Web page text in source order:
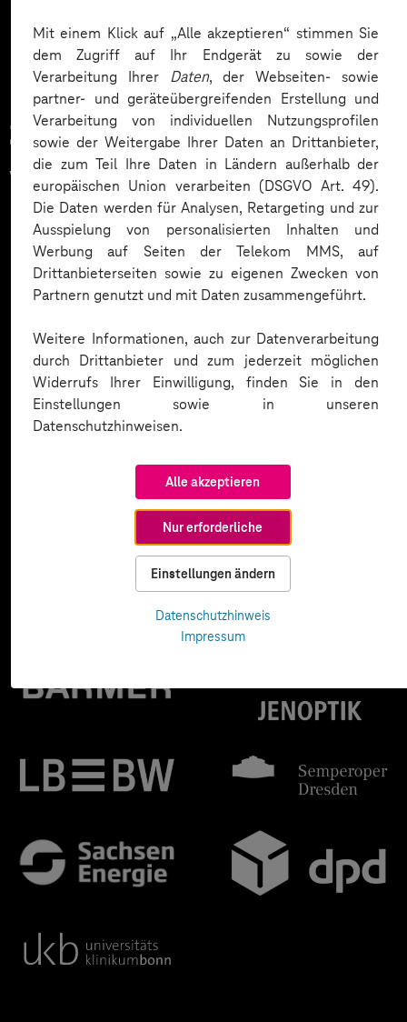
Mit einem Klick auf „Alle akzeptieren“ stimmen Sie
dem Zugriff auf Ihr Endgerät zu sowie der
Verarbeitung Ihrer Daten, der Webseiten- sowie
partner- und geräteübergreifenden Erstellung und
Verarbeitung von individuellen Nutzungsprofilen
sowie der Weitergabe Ihrer Daten an Drittanbieter,
die zum Teil Ihre Daten in Ländern außerhalb der
europäischen Union verarbeiten (DSGVO Art. 49).
Die Daten werden für Analysen, Retargeting und zur
Ausspielung von personalisierten Inhalten und
Werbung auf Seiten der Telekom MMS, auf
Drittanbieterseiten sowie zu eigenen Zwecken von
Partnern genutzt und mit Daten zusammengeführt.
Weitere Informationen, auch zur Datenverarbeitung
durch Drittanbieter und zum jederzeit möglichen
Widerrufs Ihrer Einwilligung, finden Sie in den
Einstellungen sowie in unseren
Datenschutzhinweisen.
Alle akzeptieren
Nur erforderliche
Einstellungen ändern
Datenschutzhinweis
Impressum
Zahlreiche Unternehmen
vertrauen auf unsere
Expertise. Hier eine Auswahl: